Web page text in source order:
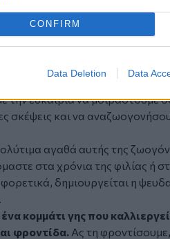
CONFIRM
Data Deletion Data
παρουσία και φροντίδα
αλλάσυνειδητή επένδυση
να παίρνουμε
για φαγητό, καφέ ή
την ευκαιρία να μοιραστούμε
σκέψεις και να
αγαθά αυτής της
στα χρόνια της φιλίας ή
δημιουργείται η
κομμάτι γης που
φροντίδα. Ας τη